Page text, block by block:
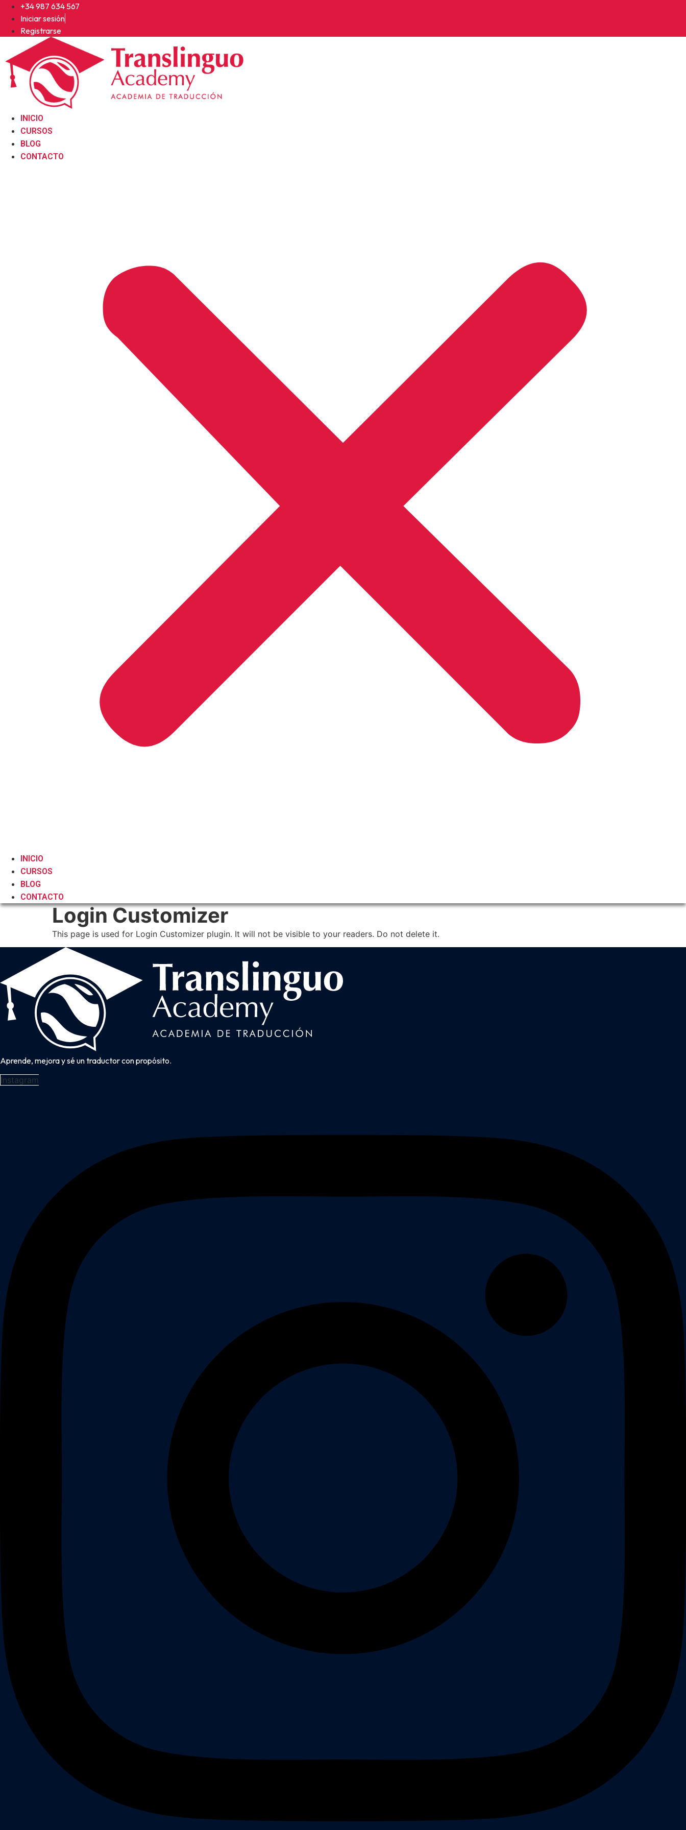
contenido
+34 987 634 567
Iniciar sesión
Registrarse
INICIO
CURSOS
BLOG
CONTACTO
INICIO
CURSOS
BLOG
CONTACTO
Login Customizer
This page is used for Login Customizer plugin. It will not be visible to your readers. Do not delete it.
Aprende, mejora y sé un traductor con propósito.
Instagram